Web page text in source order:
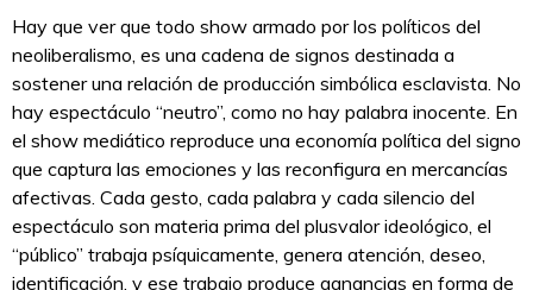
Hay que ver que todo show armado por los políticos del
neoliberalismo, es una cadena de signos destinada a
sostener una relación de producción simbólica esclavista. No
hay espectáculo “neutro”, como no hay palabra inocente. En
el show mediático reproduce una economía política del signo
que captura las emociones y las reconfigura en mercancías
afectivas. Cada gesto, cada palabra y cada silencio del
espectáculo son materia prima del plusvalor ideológico, el
“público” trabaja psíquicamente, genera atención, deseo,
identificación, y ese trabajo produce ganancias en forma de